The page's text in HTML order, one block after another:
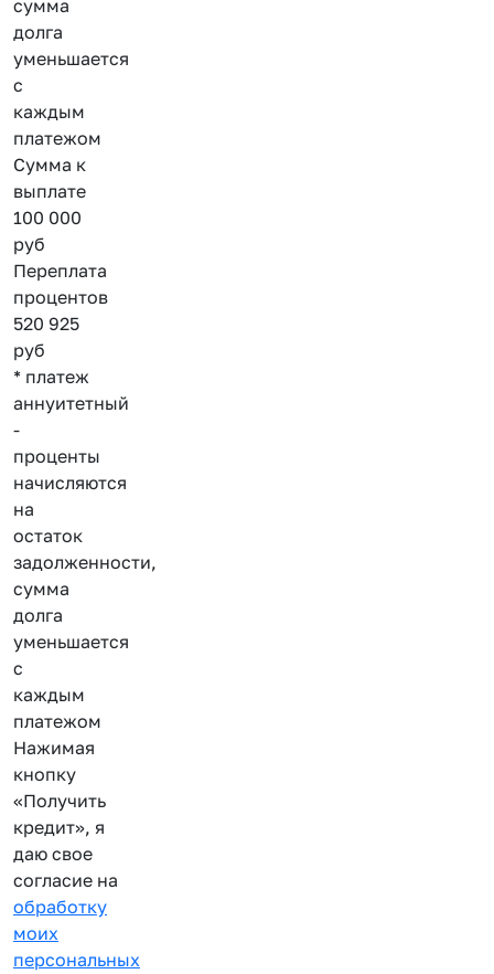
сумма
долга
уменьшается
с
каждым
платежом
Сумма к
выплате
100 000
руб
Переплата
процентов
520 925
руб
* платеж
аннуитетный
-
проценты
начисляются
на
остаток
задолженности,
сумма
долга
уменьшается
с
каждым
платежом
Нажимая
кнопку
«Получить
кредит», я
даю свое
согласие на
обработку
моих
персональных